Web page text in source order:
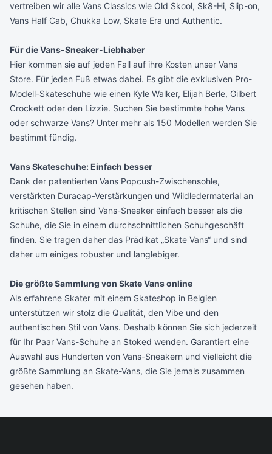
vertreiben wir alle Vans Classics wie Old Skool, Sk8-Hi, Slip-on,
Vans Half Cab, Chukka Low, Skate Era und Authentic.
Für die Vans-Sneaker-Liebhaber
Hier kommen sie auf jeden Fall auf ihre Kosten unser Vans
Store. Für jeden Fuß etwas dabei. Es gibt die exklusiven Pro-
Modell-Skateschuhe wie einen Kyle Walker, Elijah Berle, Gilbert
Crockett oder den Lizzie. Suchen Sie bestimmte hohe Vans
oder schwarze Vans? Unter mehr als 150 Modellen werden Sie
bestimmt fündig.
Vans Skateschuhe: Einfach besser
Dank der patentierten Vans Popcush-Zwischensohle,
verstärkten Duracap-Verstärkungen und Wildledermaterial an
kritischen Stellen sind Vans-Sneaker einfach besser als die
Schuhe, die Sie in einem durchschnittlichen Schuhgeschäft
finden. Sie tragen daher das Prädikat „Skate Vans“ und sind
daher um einiges robuster und langlebiger.
Die größte Sammlung von Skate Vans online
Als erfahrene Skater mit einem Skateshop in Belgien
unterstützen wir stolz die Qualität, den Vibe und den
authentischen Stil von Vans. Deshalb können Sie sich jederzeit
für Ihr Paar Vans-Schuhe an Stoked wenden. Garantiert eine
Auswahl aus Hunderten von Vans-Sneakern und vielleicht die
größte Sammlung an Skate-Vans, die Sie jemals zusammen
gesehen haben.